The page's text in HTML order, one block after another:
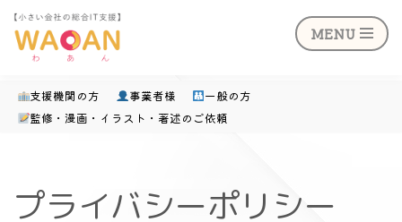
コ
ン
MENU
支援機関の方 事業者様
一般の方
監修・漫画・イラスト・著述のご依頼
プライバシーポリシー